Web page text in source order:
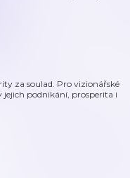
za soulad. Pro vizionářské
jejich podnikání, prosperita i